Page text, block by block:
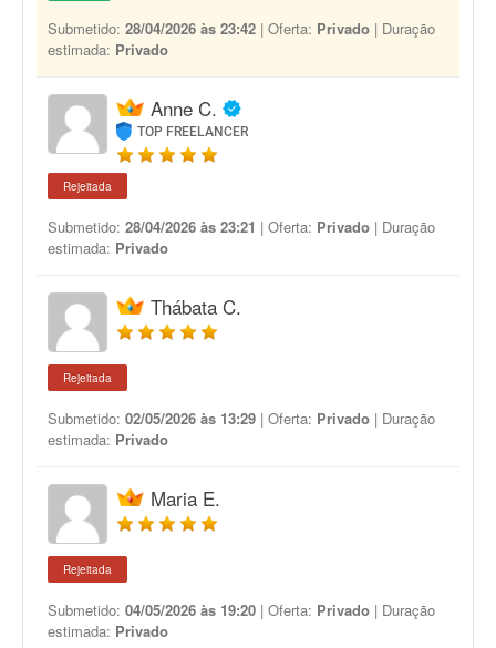
Submetido: 28/04/2026 às 23:42 | Oferta: Privado | Duração
estimada: Privado
Anne C.
TOP FREELANCER
Rejeitada
Submetido: 28/04/2026 às 23:21 | Oferta: Privado | Duração
estimada: Privado
Thábata C.
Rejeitada
Submetido: 02/05/2026 às 13:29 | Oferta: Privado | Duração
estimada: Privado
Maria E.
Rejeitada
Submetido: 04/05/2026 às 19:20 | Oferta: Privado | Duração
estimada: Privado